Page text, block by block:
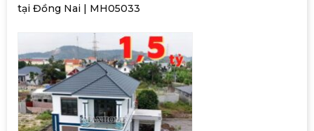
tại Đồng Nai | MH05033